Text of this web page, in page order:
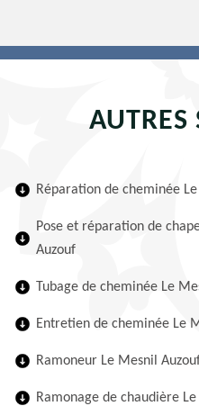
AUTRES
Réparation de cheminée
Pose et réparation de
Auzouf
Tubage de cheminée Le
Entretien de cheminée Le
Ramoneur Le Mesnil
Ramonage de chaudière